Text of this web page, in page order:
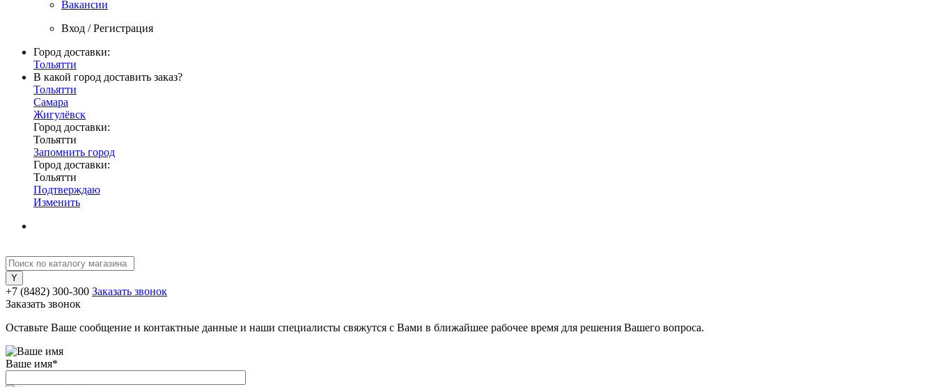
Вакансии
Вход / Регистрация
Город доставки:
Тольятти
В какой город доставить заказ?
Тольятти
Самара
Жигулёвск
Город доставки:
Тольятти
Запомнить город
Город доставки:
Тольятти
Подтверждаю
Изменить
+7 (8482) 300-300 Заказать звонок
Заказать звонок
Оставьте Ваше сообщение и контактные данные и наши специалисты свяжутся с Вами в ближайшее рабочее время для решения Вашего вопроса.
Ваше имя*